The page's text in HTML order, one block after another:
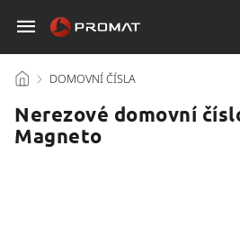
/ DOMOVNÍ ČÍSLA
Nerezové domovní
Magneto